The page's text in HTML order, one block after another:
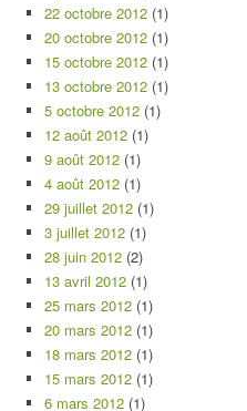
22 octobre 2012 (1)
20 octobre 2012 (1)
15 octobre 2012 (1)
13 octobre 2012 (1)
5 octobre 2012 (1)
12 août 2012 (1)
9 août 2012 (1)
4 août 2012 (1)
29 juillet 2012 (1)
3 juillet 2012 (1)
28 juin 2012 (2)
13 avril 2012 (1)
25 mars 2012 (1)
20 mars 2012 (1)
18 mars 2012 (1)
15 mars 2012 (1)
6 mars 2012 (1)